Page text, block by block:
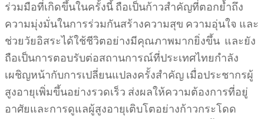
ร่วมมือที่เกิดขึ้นในครั้งนี้ ถือเป็นก้าวสำคัญที่ตอกย้ำถึง
ความมุ่งมั่นในการร่วมกันสร้างความสุข ความอุ่นใจ และ
ช่วยวัยอิสระได้ใช้ชีวิตอย่างมีคุณภาพมากยิ่งขึ้น และยัง
ถือเป็นการตอบรับต่อสถานการณ์ที่ประเทศไทยกำลัง
เผชิญหน้ากับการเปลี่ยนแปลงครั้งสำคัญ เมื่อประชากรผู้
สูงอายุเพิ่มขึ้นอย่างรวดเร็ว ส่งผลให้ความต้องการที่อยู่
อาศัยและการดูแลผู้สูงอายุเติบโตอย่างก้าวกระโดด